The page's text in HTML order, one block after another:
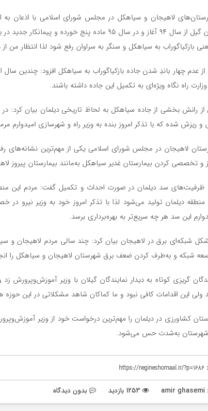
لاهیجان و سیاهکل در مجلس شورای اسلامی با اذعان
غیرهم‌سطح میدان گیل از سال ۹۴ آغاز و در سال
بازکیاگوراب به سیاهکل و سنگر به سراوان رفع شود لذا انتظار
عدم چهار باندِ شدن جاده بازکیاگوراب به سیاهکل افزود: چندین
راه نگاه ویژه‌ای به تکمیل این جاده داشته باشند.
از رانش بخشی از جاده سیاهکل به لحاظ تاریخی دیلمان بیان
و ریزش شده که با تذکر امروز بنده به وزیر راه و شهرسازی امیدوارم
و تخصصی کردن بیمارستان غدیر سیاهکل به‌مانند بیمارستان پیروز
این سد هر چه سریع‌تر به بهره‌برداری برسد.
شبکه‌ای برق در لاهیجان بیان کرد: چند سالی مردم لاهیجان و
شبکه و به‌طرف کردن ضعف برق شهرستان لاهیجان و سیاهکل را
گریزی کوتاه به دیدار نمایندگان گیلان با وزیر
ولی این اقدامات کافی نبود و ما کماکان شاهد مشکلاتی در این
کشاورزی در دیلمان را مهم‌ترین درخواست خود از وزیر
شهرستان به‌شدت حس می‌شود.
https://negineshomaal.ir/?p=1686
amir ghasemi بدون دیدگاه